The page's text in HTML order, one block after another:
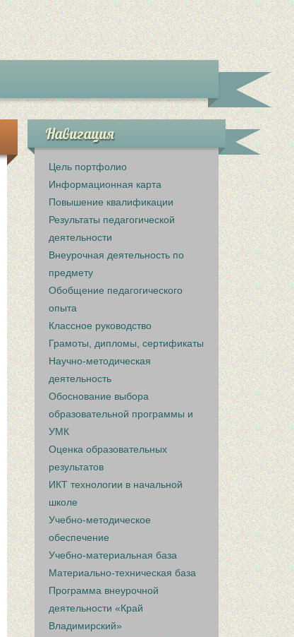
Навигация
Цель портфолио
Информационная карта
Повышение квалификации
Результаты педагогической
деятельности
Внеурочная деятельность по
предмету
Обобщение педагогического
опыта
Классное руководство
Грамоты, дипломы, сертификаты
Научно-методическая
деятельность
Обоснование выбора
образовательной программы и
УМК
Оценка образовательных
результатов
ИКТ технологии в начальной
школе
Учебно-методическое
обеспечение
Учебно-материальная база
Материально-техническая база
Программа внеурочной
деятельности «Край
Владимирский»